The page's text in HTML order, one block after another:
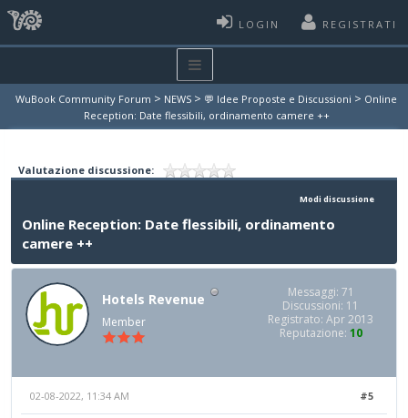
LOGIN REGISTRATI
WuBook Community Forum > NEWS > 💬 Idee Proposte e Discussioni > Online
Reception: Date flessibili, ordinamento camere ++
Valutazione discussione:
Modi discussione
Online Reception: Date flessibili, ordinamento
camere ++
Hotels Revenue
Member
Messaggi: 71
Discussioni: 11
Registrato: Apr 2013
Reputazione: 10
#5
02-08-2022, 11:34 AM